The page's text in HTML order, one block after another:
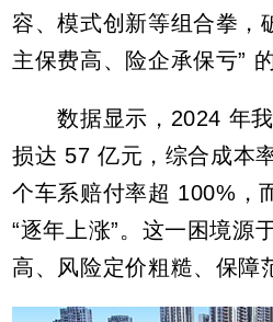
容、模式创新等组合拳，
主保费高、险企承保亏”
数据显示，2024 年我
损达 57 亿元，综合成本
个车系赔付率超 100%，
“逐年上涨”。这一困境源
高、风险定价粗糙、保障